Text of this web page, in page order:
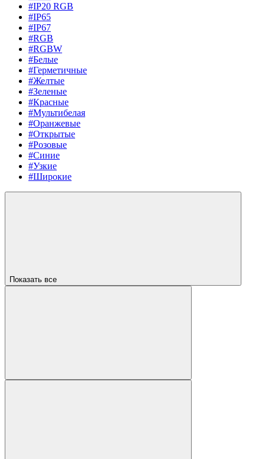
#IP20 RGB
#IP65
#IP67
#RGB
#RGBW
#Белые
#Герметичные
#Желтые
#Зеленые
#Красные
#Мультибелая
#Оранжевые
#Открытые
#Розовые
#Синие
#Узкие
#Широкие
Показать все